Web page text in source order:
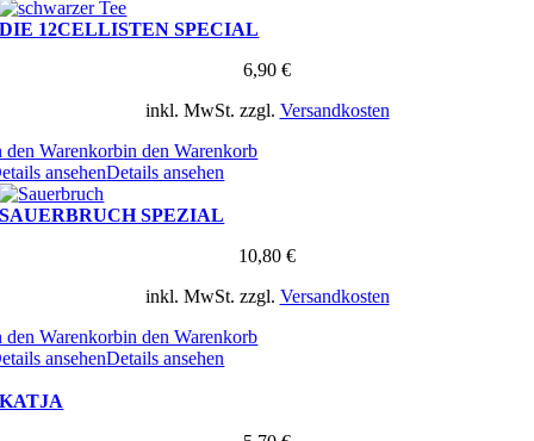
DIE 12CELLISTEN SPECIAL
6,90 €
inkl. MwSt. zzgl. Versandkosten
den Warenkorbin den Warenkorb
ansehenDetails ansehen
SAUERBRUCH SPEZIAL
10,80 €
inkl. MwSt. zzgl. Versandkosten
den Warenkorbin den Warenkorb
ansehenDetails ansehen
KATJA